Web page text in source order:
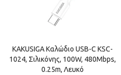
KAKUSIGA Καλώδιο USB-C KSC-
1024, Σιλικόνης, 100W, 480Mbps,
0.25m, Λευκό